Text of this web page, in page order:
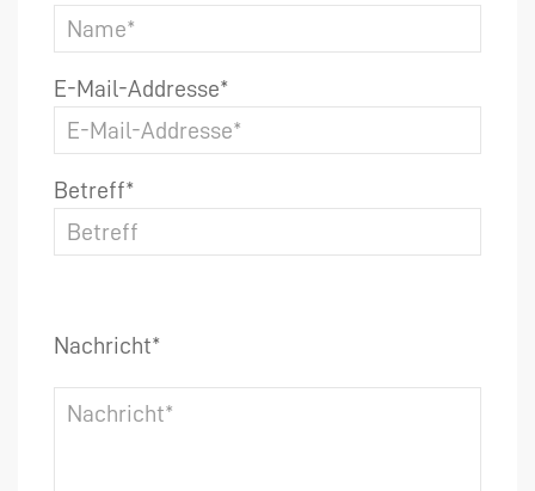
E-Mail-Addresse*
Betreff*
Nachricht*